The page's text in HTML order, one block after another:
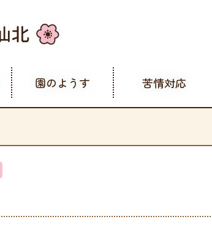
園のようす 苦情対応